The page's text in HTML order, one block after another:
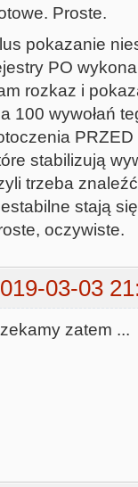
Proste.
pokazanie
PO
rozkaz i
100 wywołań
stabilizują
trzeba
stają
oczywiste.
03-03
zatem ...